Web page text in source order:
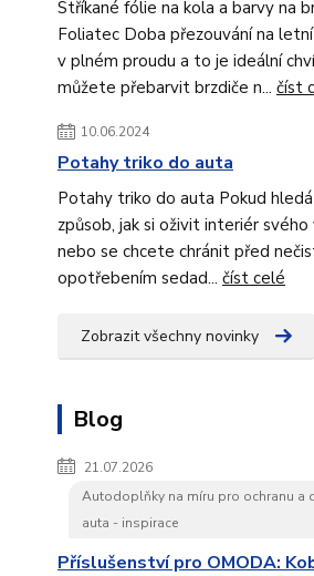
Stříkané fólie na kola a barvy na
Foliatec Doba přezouvání na
v plném proudu a to je ideální
můžete přebarvit brzdiče n... číst
10.06.2024
Potahy triko do auta
Potahy triko do auta Pokud
způsob, jak si oživit interiér svého
nebo se chcete chránit před
opotřebením sedad... číst celé
Zobrazit všechny novinky
Blog
21.07.2026
Autodoplňky na míru pro ochranu a
auta - inspirace
Příslušenství pro OMODA: